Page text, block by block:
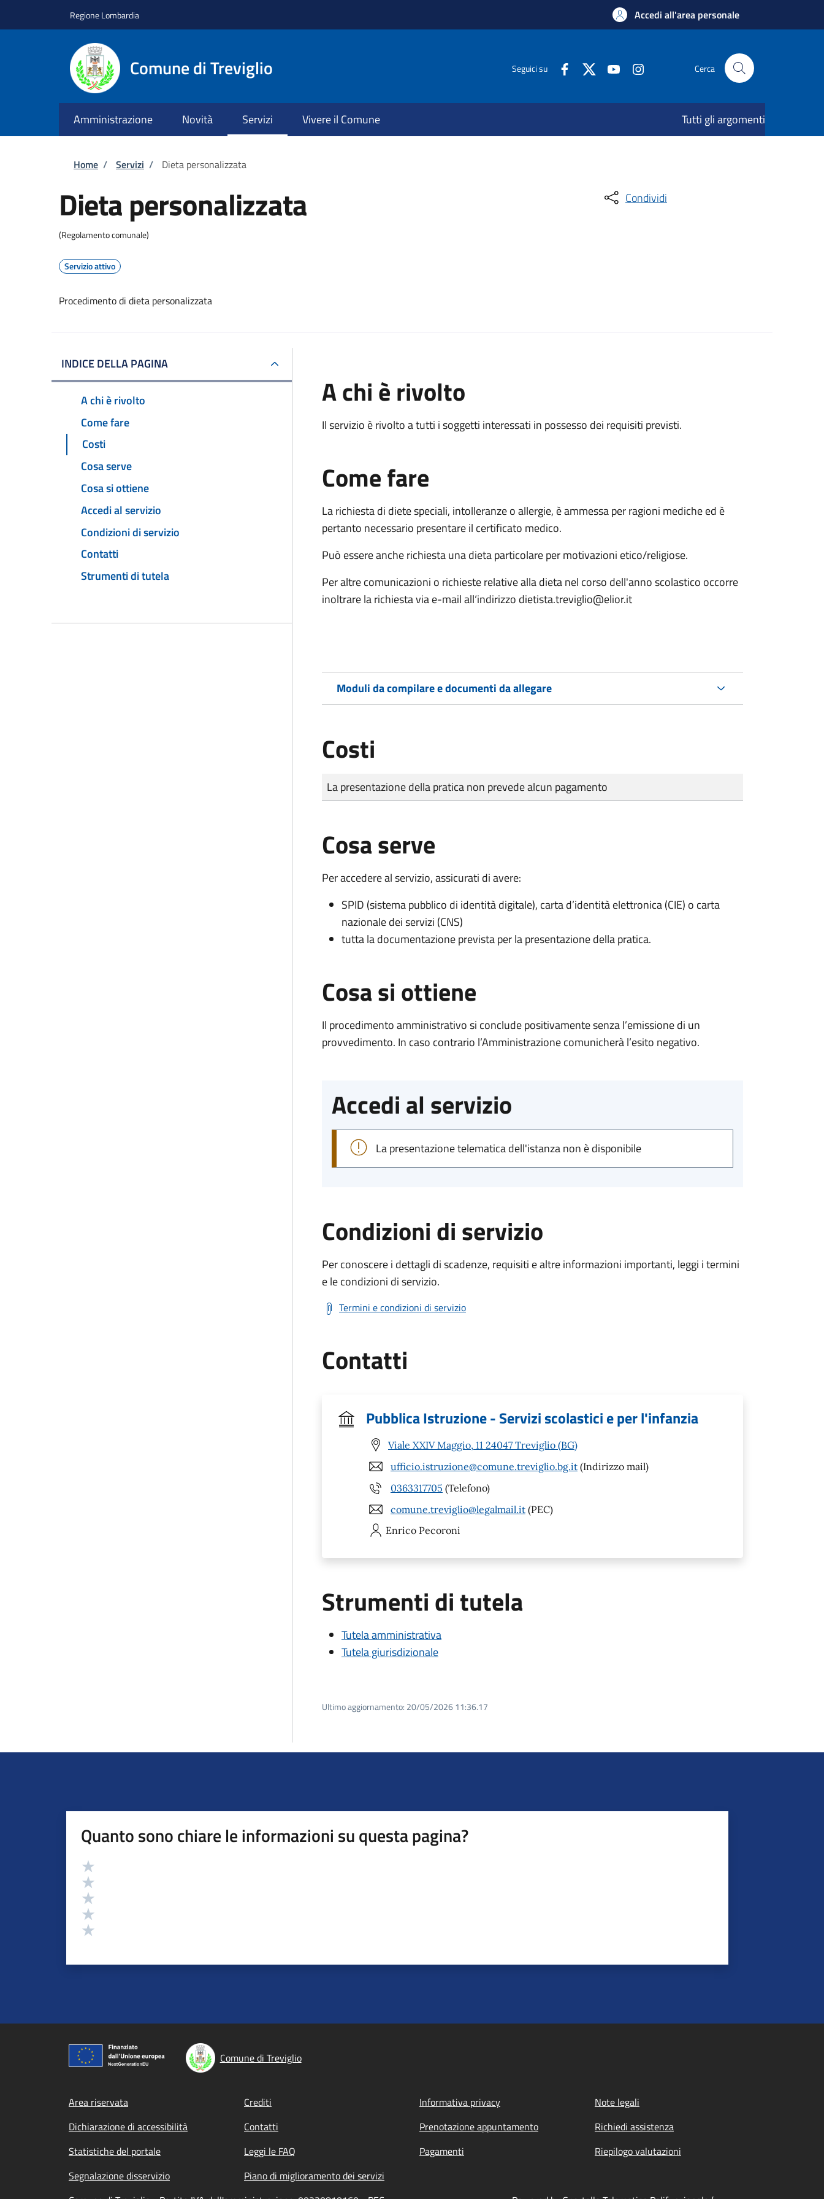
Regione Lombardia Accedi all'area personale
Comune di Treviglio Seguici su Cerca
Amministrazione Novità Servizi Vivere il Comune Tutti gli argomenti
Briciole di pane
Home / Servizi / Dieta personalizzata
Dieta personalizzata
(Regolamento comunale)
Servizio attivo
Procedimento di dieta personalizzata
Condividi
INDICE DELLA PAGINA
A chi è rivolto
Come fare
Costi
Cosa serve
Cosa si ottiene
Accedi al servizio
Condizioni di servizio
Contatti
Strumenti di tutela
A chi è rivolto
Il servizio è rivolto a tutti i soggetti interessati in possesso dei requisiti previsti.
Come fare
La richiesta di diete speciali, intolleranze o allergie, è ammessa per ragioni mediche ed è
pertanto necessario presentare il certificato medico.
Può essere anche richiesta una dieta particolare per motivazioni etico/religiose.
Per altre comunicazioni o richieste relative alla dieta nel corso dell'anno scolastico occorre
inoltrare la richiesta via e-mail all‘indirizzo dietista.treviglio@elior.it
Moduli da compilare e documenti da allegare
Costi
Tipo di pagamento
Importo
La presentazione della pratica non prevede alcun pagamento
Cosa serve
Per accedere al servizio, assicurati di avere:
SPID (sistema pubblico di identità digitale), carta d’identità elettronica (CIE) o carta
nazionale dei servizi (CNS)
tutta la documentazione prevista per la presentazione della pratica.
Cosa si ottiene
Il procedimento amministrativo si conclude positivamente senza l’emissione di un
provvedimento. In caso contrario l’Amministrazione comunicherà l’esito negativo.
Accedi al servizio
La presentazione telematica dell'istanza non è disponibile
Condizioni di servizio
Per conoscere i dettagli di scadenze, requisiti e altre informazioni importanti, leggi i termini
e le condizioni di servizio.
Termini e condizioni di servizio
Contatti
Pubblica Istruzione - Servizi scolastici e per l'infanzia
Viale XXIV Maggio, 11 24047 Treviglio (BG)
ufficio.istruzione@comune.treviglio.bg.it (Indirizzo mail)
0363317705 (Telefono)
comune.treviglio@legalmail.it (PEC)
Enrico Pecoroni
Strumenti di tutela
Tutela amministrativa
Tutela giurisdizionale
Ultimo aggiornamento: 20/05/2026 11:36.17
Quanto sono chiare le informazioni su questa pagina?
Valutazione
Comune di Treviglio
Footer menu
Area riservata Crediti Informativa privacy
Note legali
Dichiarazione di accessibilità
Contatti Prenotazione appuntamento
Richiedi assistenza
Statistiche del portale
Leggi le FAQ Pagamenti
Riepilogo valutazioni
Segnalazione disservizio
Piano di miglioramento dei servizi